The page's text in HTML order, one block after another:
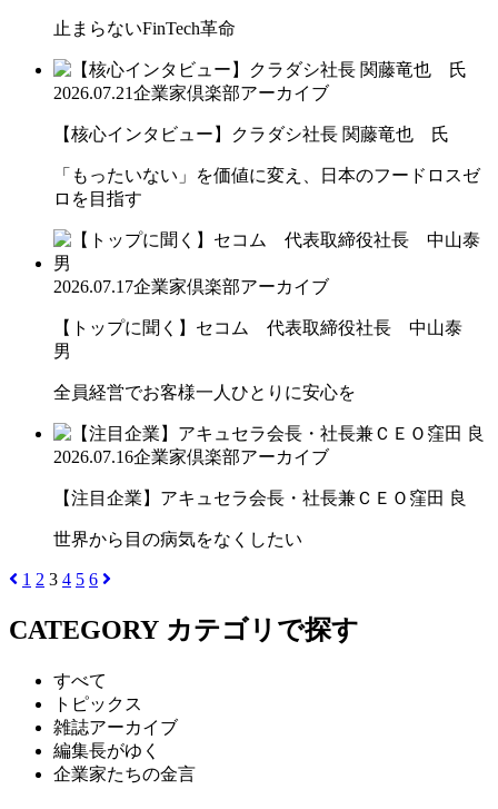
止まらないFinTech革命
2026.07.21企業家倶楽部アーカイブ
【核心インタビュー】クラダシ社長 関藤竜也 氏
「もったいない」を価値に変え、日本のフードロスゼ
ロを目指す
2026.07.17企業家倶楽部アーカイブ
【トップに聞く】セコム 代表取締役社長 中山泰
男
全員経営でお客様一人ひとりに安心を
2026.07.16企業家倶楽部アーカイブ
【注目企業】アキュセラ会長・社長兼ＣＥＯ窪田 良
世界から目の病気をなくしたい
1 2 3 4 5 6
CATEGORY カテゴリで探す
すべて
トピックス
雑誌アーカイブ
編集長がゆく
企業家たちの金言